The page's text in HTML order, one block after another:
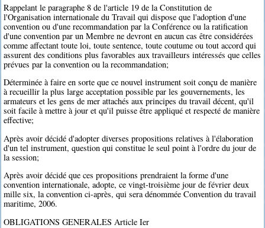
Rappelant le paragraphe 8 de l'article 19 de la Constitution de
l'Organisation internationale du Travail qui dispose que l'adoption d'une
convention ou d'une recommandation par la Conférence ou la ratification
d'une convention par un Membre ne devront en aucun cas être considérées
comme affectant toute loi, toute sentence, toute coutume ou tout accord qui
assurent des conditions plus favorables aux travailleurs intéressés que celles
prévues par la convention ou la recommandation;
Déterminée à faire en sorte que ce nouvel instrument soit conçu de manière
à recueillir la plus large acceptation possible par les gouvernements, les
armateurs et les gens de mer attachés aux principes du travail décent, qu'il
soit facile à mettre à jour et qu'il puisse être appliqué et respecté de manière
effective;
Après avoir décidé d'adopter diverses propositions relatives à l'élaboration
d'un tel instrument, question qui constitue le seul point à l'ordre du jour de
la session;
Après avoir décidé que ces propositions prendraient la forme d'une
convention internationale, adopte, ce vingt-troisième jour de février deux
mille six, la convention ci-après, qui sera dénommée Convention du travail
maritime, 2006.
OBLIGATIONS GENERALES Article Ier